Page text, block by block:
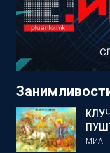
МИА